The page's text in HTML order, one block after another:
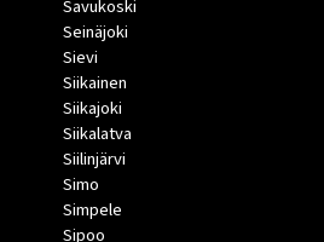
Savukoski
Seinäjoki
Sievi
Siikainen
Siikajoki
Siikalatva
Siilinjärvi
Simo
Simpele
Sipoo